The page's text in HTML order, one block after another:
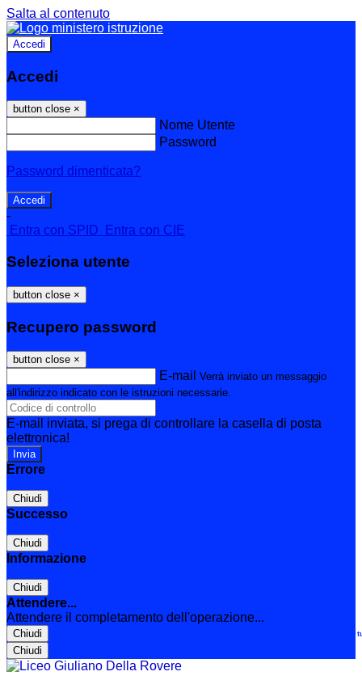
Salta al contenuto
Accedi
Accedi
button close ×
Nome Utente
Password
Password dimenticata?
-
Entra con SPID
Entra con CIE
Seleziona utente
button close ×
Recupero password
button close ×
E-mail Verrà inviato un messaggio
all'indirizzo indicato con le istruzioni necessarie.
E-mail inviata, si prega di controllare la casella di posta
elettronica!
Errore
Chiudi
Successo
Chiudi
Informazione
Chiudi
Attendere...
Attendere il completamento dell'operazione...
Chiudi
Chiudi
Le